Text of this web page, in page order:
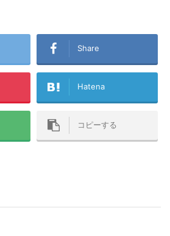
Share
Hatena
コピーする